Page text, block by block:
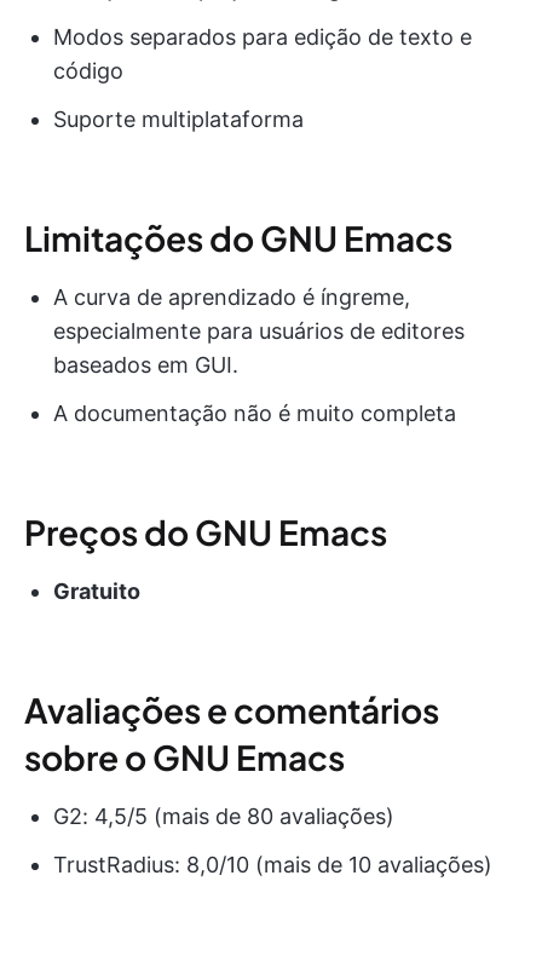
Modos separados para edição de texto e
código
Suporte multiplataforma
Limitações do GNU Emacs
A curva de aprendizado é íngreme,
especialmente para usuários de editores
baseados em GUI.
A documentação não é muito completa
Preços do GNU Emacs
Gratuito
Avaliações e comentários
sobre o GNU Emacs
G2: 4,5/5 (mais de 80 avaliações)
TrustRadius: 8,0/10 (mais de 10 avaliações)